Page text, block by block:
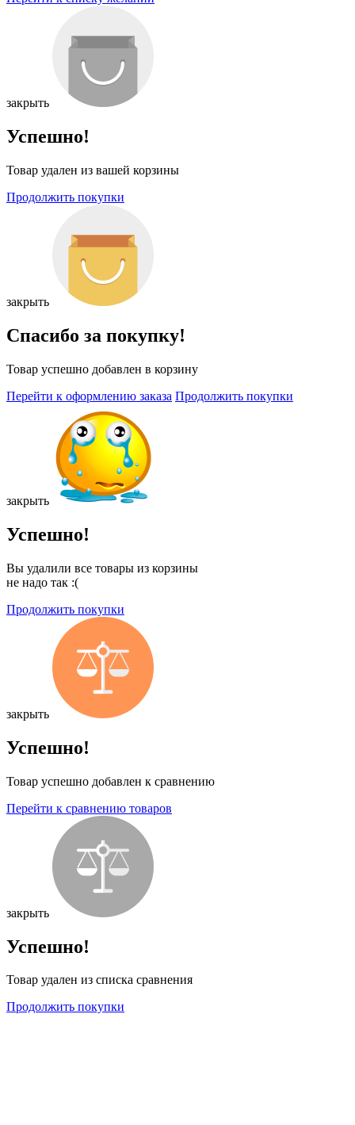
закрыть
Успешно!
Товар удален из вашей корзины
Продолжить покупки
закрыть
Спасибо за покупку!
Товар успешно добавлен в корзину
Перейти к оформлению заказа Продолжить покупки
закрыть
Успешно!
Вы удалили все товары из корзины
не надо так :(
Продолжить покупки
закрыть
Успешно!
Товар успешно добавлен к сравнению
Перейти к сравнению товаров
закрыть
Успешно!
Товар удален из списка сравнения
Продолжить покупки